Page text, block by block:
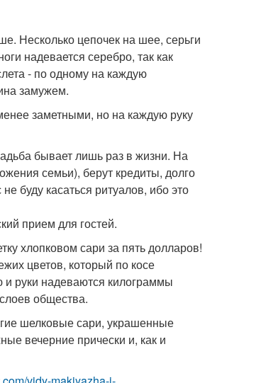
Несколько цепочек на шее, серьги
надевается серебро, так как
- по одному на каждую
замужем.
заметными, но на каждую руку
бывает лишь раз в жизни. На
семьи), берут кредиты, долго
буду касаться ритуалов, ибо это
прием для гостей.
хлопковом сари за пять долларов!
цветов, который по косе
руки надеваются килограммы
общества.
шелковые сари, украшенные
вечерние прически и, как и